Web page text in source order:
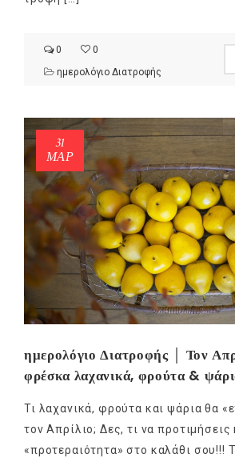
0
0
ημερολόγιο Διατροφής
31
ΜΑΡ
ημερολόγιο Διατροφής │ Τον
φρέσκα λαχανικά, φρούτα &
Τι λαχανικά, φρούτα και ψάρια θα
τον Απρίλιο; Δες, τι να προτιμήσεις
«προτεραιότητα» στο καλάθι σου!!!